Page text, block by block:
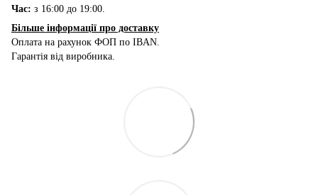
Час: з 16:00 до 19:00.
Більше інформації про доставку
Оплата на рахунок ФОП по IBAN.
Гарантія від виробника.